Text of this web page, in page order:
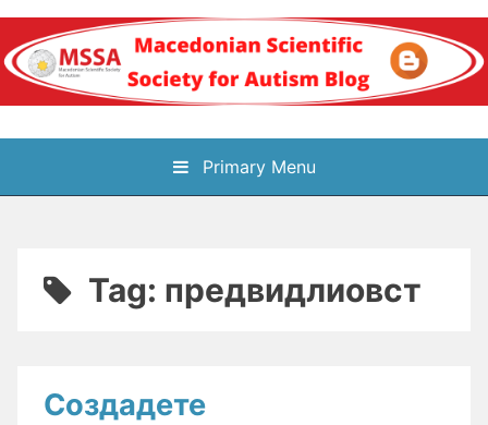
Skip
content
Блог на
Македонското научно
здружение за
Primary Menu
Tag: предвидлиовст
Создадете